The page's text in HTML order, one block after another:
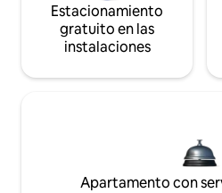
Estacionamiento
gratuito en las
instalaciones
Apartamento con